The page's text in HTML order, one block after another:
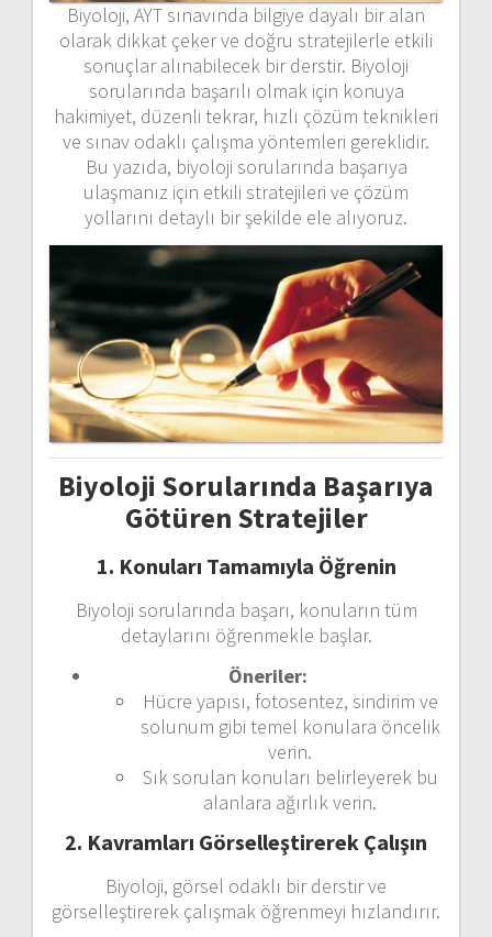
Biyoloji, AYT sınavında bilgiye dayalı bir alan
olarak dikkat çeker ve doğru stratejilerle etkili
sonuçlar alınabilecek bir derstir. Biyoloji
sorularında başarılı olmak için konuya
hakimiyet, düzenli tekrar, hızlı çözüm teknikleri
ve sınav odaklı çalışma yöntemleri gereklidir.
Bu yazıda, biyoloji sorularında başarıya
ulaşmanız için etkili stratejileri ve çözüm
yollarını detaylı bir şekilde ele alıyoruz.
Biyoloji Sorularında Başarıya
Götüren Stratejiler
1. Konuları Tamamıyla Öğrenin
Biyoloji sorularında başarı, konuların tüm
detaylarını öğrenmekle başlar.
Öneriler:
Hücre yapısı, fotosentez, sindirim ve
solunum gibi temel konulara öncelik
verin.
Sık sorulan konuları belirleyerek bu
alanlara ağırlık verin.
2. Kavramları Görselleştirerek Çalışın
Biyoloji, görsel odaklı bir derstir ve
görselleştirerek çalışmak öğrenmeyi hızlandırır.